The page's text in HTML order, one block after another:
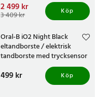
Nuvarande pris:
2 499 krTidigare pris:
3 409 kr
2 499 kr
3 409 kr Köp
Oral-B iO2 Night Black
eltandborste / elektrisk
tandborste med trycksensor
Pris:499 kr
499 kr Köp